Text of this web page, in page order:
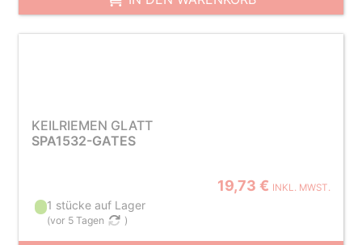
KEILRIEMEN GLATT
SPA1532-GATES
19,73 € INKL. MWST.
1 stücke auf Lager
(vor 5 Tagen )